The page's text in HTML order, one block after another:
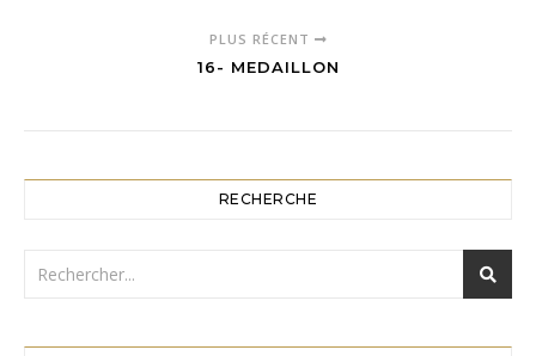
PLUS RÉCENT
16- MEDAILLON
RECHERCHE